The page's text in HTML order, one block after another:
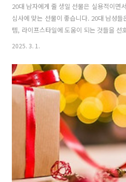
20대 남자에게 줄 생일 선물은 실용적이면
심사에 맞는 선물이 좋습니다. 20대 남성
템, 라이프스타일에 도움이 되는 것들을 선
를 반영한 선물을 추천드립니다.아래는 20
을 제공하는 유용한 선물추천 제품: 애플
리미엄 이어폰/헤드폰추천 이유: 음악 감상
용할 수 있는 오디오 기기추천 제품: 에어팟
1000XM4, 보스 QC35 II ---- 3. 고급 지갑
스타일리시한 선물로 매일 사용할 수 있음
2025. 3. 1.